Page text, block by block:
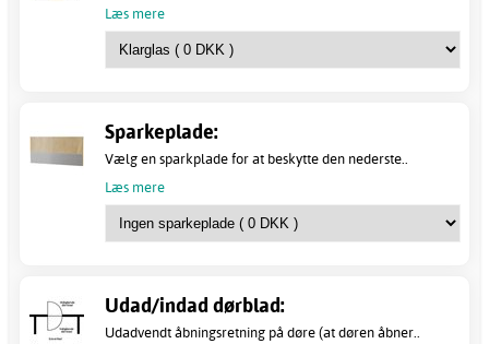
Læs mere
Sparkeplade:
Vælg en sparkplade for at beskytte den nederste..
Læs mere
Udad/indad dørblad:
Udadvendt åbningsretning på døre (at døren åbner..